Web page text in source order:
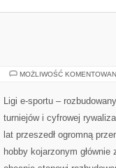
MOŻLIWOŚĆ
Ligi e-sportu –
turniejów i cyfrowej
lat przeszedł ogromną
hobby kojarzonym